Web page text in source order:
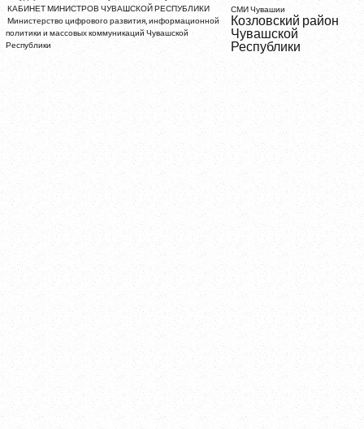
КАБИНЕТ МИНИСТРОВ ЧУВАШСКОЙ РЕСПУБЛИКИ
Министерство цифрового развития, информационной
политики и массовых коммуникаций Чувашской
Республики
СМИ Чувашии
Козловский район
Чувашской
Республики